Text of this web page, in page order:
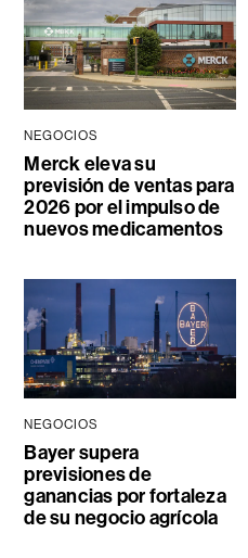
NEGOCIOS
Merck eleva su
previsión de ventas para
2026 por el impulso de
nuevos medicamentos
NEGOCIOS
Bayer supera
previsiones de
ganancias por fortaleza
de su negocio agrícola